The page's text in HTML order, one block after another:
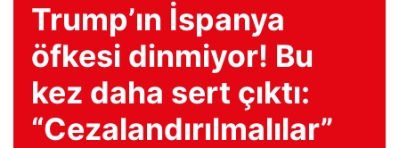
Trump’ın İspanya
öfkesi dinmiyor! Bu
kez daha sert çıktı:
“Cezalandırılmalılar”